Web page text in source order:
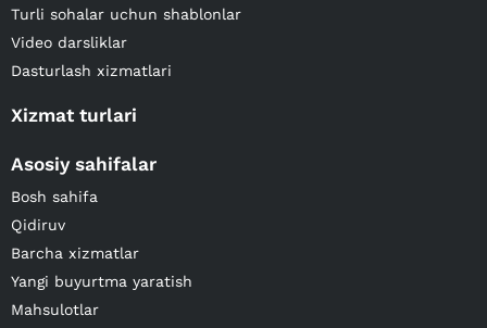
Turli sohalar uchun shablonlar
Video darsliklar
Dasturlash xizmatlari
Xizmat turlari
Asosiy sahifalar
Bosh sahifa
Qidiruv
Barcha xizmatlar
Yangi buyurtma yaratish
Mahsulotlar